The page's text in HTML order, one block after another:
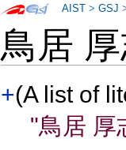
鳥居
+(A list of
"鳥居 厚
AIST >GSJ